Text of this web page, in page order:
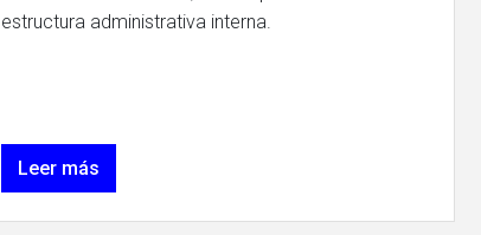
estructura administrativa interna.
Leer más